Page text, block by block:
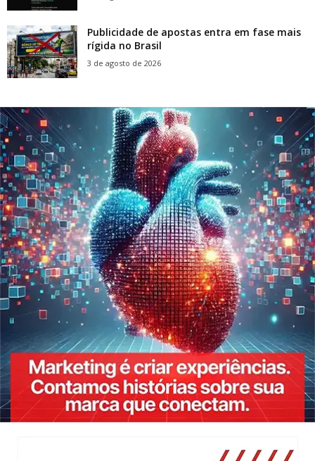
Publicidade de apostas entra em fase mais
rígida no Brasil
3 de agosto de 2026